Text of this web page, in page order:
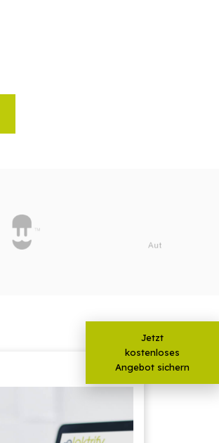
Jetzt
kostenloses
Angebot sichern